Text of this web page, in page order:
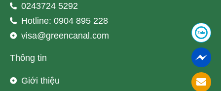
0243724 5292
Hotline: 0904 895 228
visa@greencanal.com
Thông tin
Giới thiệu